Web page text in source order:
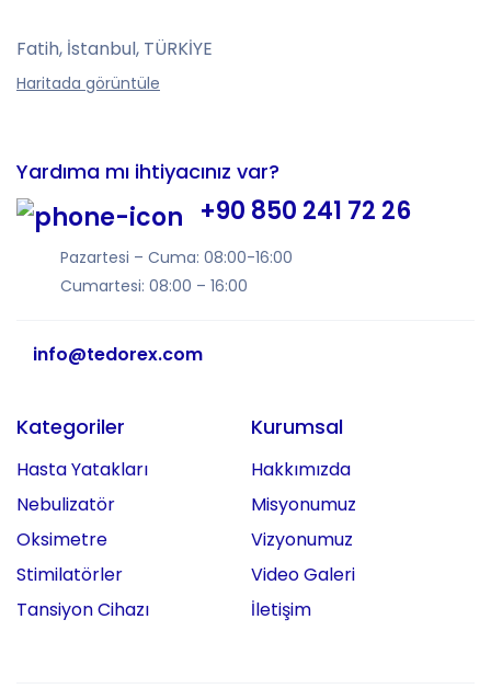
Fatih, İstanbul, TÜRKİYE
Haritada görüntüle
Yardıma mı ihtiyacınız var?
+90 850 241 72 26
Pazartesi – Cuma: 08:00-16:00
Cumartesi: 08:00 – 16:00
info@tedorex.com
Kategoriler
Hasta Yatakları
Nebulizatör
Oksimetre
Stimilatörler
Tansiyon Cihazı
Kurumsal
Hakkımızda
Misyonumuz
Vizyonumuz
Video Galeri
İletişim